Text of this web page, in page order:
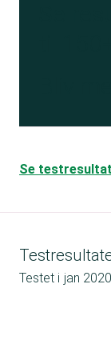
Se
Testet i jan 2020